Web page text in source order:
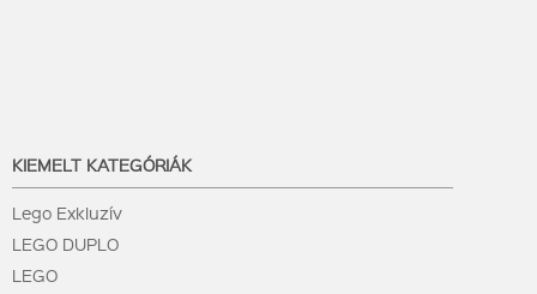
KIEMELT KATEGÓRIÁK
Lego Exkluzív
LEGO DUPLO
LEGO